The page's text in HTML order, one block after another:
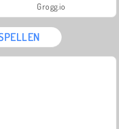
Grogg.io